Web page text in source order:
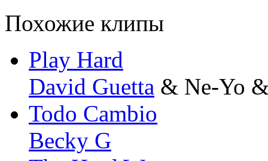
Похожие клипы
Play Hard
David Guetta & Ne-Yo
Todo Cambio
Becky G